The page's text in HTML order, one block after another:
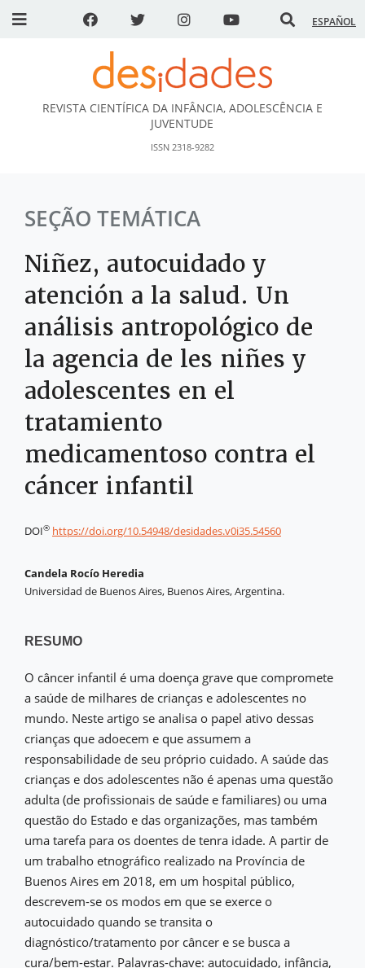
ESPAÑOL
DESidades
REVISTA CIENTÍFICA DA INFÂNCIA, ADOLESCÊNCIA E
JUVENTUDE
ISSN 2318-9282
SEÇÃO TEMÁTICA
Niñez, autocuidado y
atención a la salud. Un
análisis antropológico de
la agencia de les niñes y
adolescentes en el
tratamiento
medicamentoso contra el
cáncer infantil
DOI® https://doi.org/10.54948/desidades.v0i35.54560
Candela Rocío Heredia
Universidad de Buenos Aires, Buenos Aires, Argentina.
RESUMO
O câncer infantil é uma doença grave que compromete
a saúde de milhares de crianças e adolescentes no
mundo. Neste artigo se analisa o papel ativo dessas
crianças que adoecem e que assumem a
responsabilidade de seu próprio cuidado. A saúde das
crianças e dos adolescentes não é apenas uma questão
adulta (de profissionais de saúde e familiares) ou uma
questão do Estado e das organizações, mas também
uma tarefa para os doentes de tenra idade. A partir de
um trabalho etnográfico realizado na Província de
Buenos Aires em 2018, em um hospital público,
descrevem-se os modos em que se exerce o
autocuidado quando se transita o
diagnóstico/tratamento por câncer e se busca a
cura/bem-estar. Palavras-chave: autocuidado, infância,